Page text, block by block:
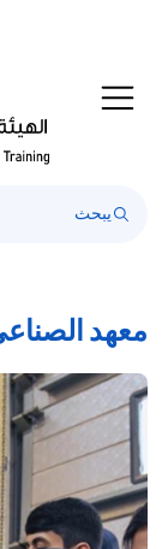
reader.
All
One
Accessibility
screen
reader,
press
'Ctrl
معهد